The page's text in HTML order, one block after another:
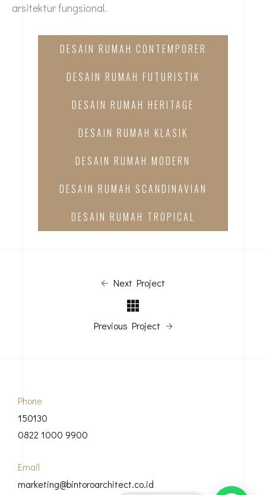
arsitektur fungsional.
DESAIN RUMAH CONTEMPORER
DESAIN RUMAH FUTURISTIK
DESAIN RUMAH HERITAGE
DESAIN RUMAH KLASIK
DESAIN RUMAH MODERN
DESAIN RUMAH SCANDINAVIAN
DESAIN RUMAH TROPICAL
Next Project
Previous Project
Phone
150130
0822 1000 9900
Email
marketing@bintoroarchitect.co.id